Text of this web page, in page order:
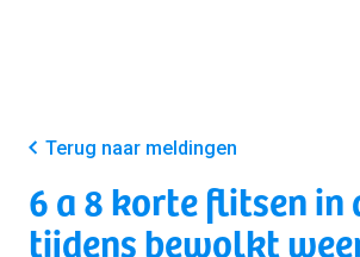
Terug naar meldingen
6 a 8 korte flitsen in
tijdens bewolkt